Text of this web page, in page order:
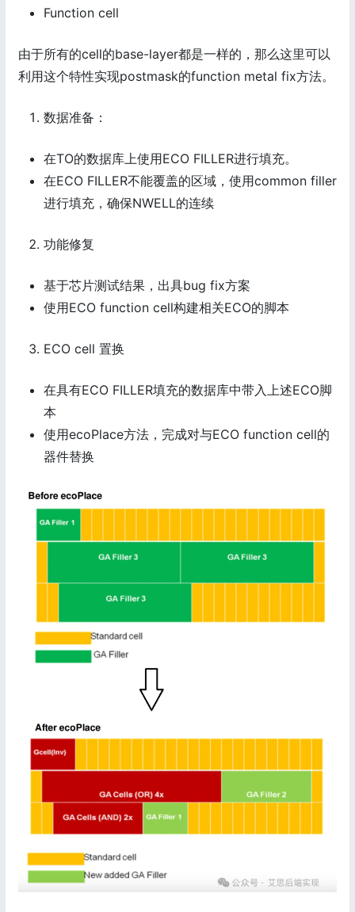
Function cell
由于所有的cell的base-layer都是一样的，那么这里可以
利用这个特性实现postmask的function metal fix方法。
数据准备：
在TO的数据库上使用ECO FILLER进行填充。
在ECO FILLER不能覆盖的区域，使用common filler
进行填充，确保NWELL的连续
功能修复
基于芯片测试结果，出具bug fix方案
使用ECO function cell构建相关ECO的脚本
ECO cell 置换
在具有ECO FILLER填充的数据库中带入上述ECO脚
本
使用ecoPlace方法，完成对与ECO function cell的
器件替换